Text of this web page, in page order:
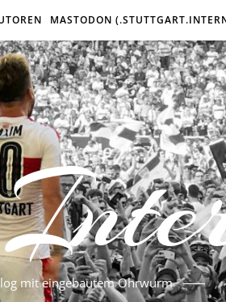
MASTODON
mit eingebautem Ohrwurm